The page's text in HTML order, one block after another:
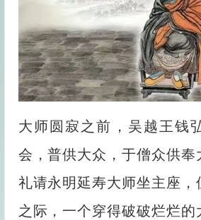
大师圆寂之前，吴越王钱
会，普供大众，于僧众供奉
礼请永明延寿大师坐主座，
之际，一个穿得破破烂烂的